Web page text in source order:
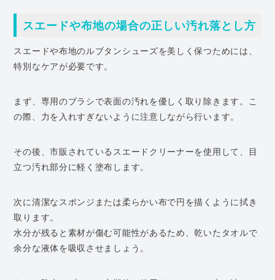
スエードや布地の場合の正しい汚れ落とし方
スエードや布地のルブタンシューズを美しく保つためには、
特別なケアが必要です。
まず、専用のブラシで表面の汚れを優しく取り除きます。こ
の際、力を入れすぎないように注意しながら行います。
その後、市販されているスエードクリーナーを使用して、目
立つ汚れ部分に軽く塗布します。
次に清潔なスポンジまたは柔らかい布で円を描くように拭き
取ります。
水分が残ると素材が傷む可能性があるため、乾いたタオルで
余分な液体を吸収させましょう。